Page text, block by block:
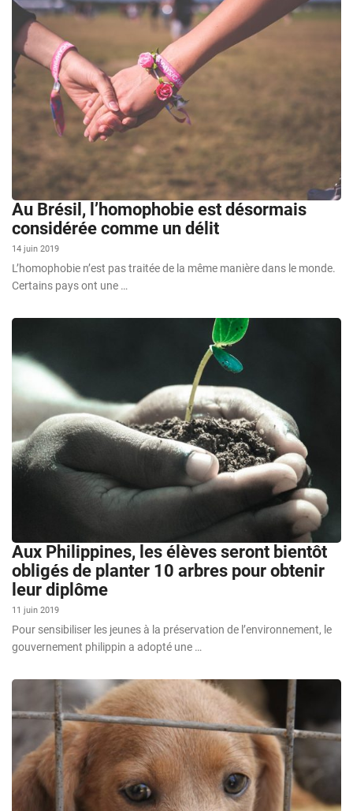
Au Brésil, l’homophobie est désormais
considérée comme un délit
14 juin 2019
L’homophobie n’est pas traitée de la même manière dans le monde.
Certains pays ont une …
Aux Philippines, les élèves seront bientôt
obligés de planter 10 arbres pour obtenir
leur diplôme
11 juin 2019
Pour sensibiliser les jeunes à la préservation de l’environnement, le
gouvernement philippin a adopté une …